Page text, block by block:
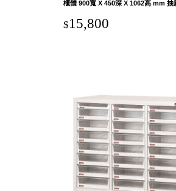
Dayneeds
台灣 立物創意
台灣 ZENLET
台灣 LIGHT
WAY
台灣 Moosy
Life
台灣 LuvHome
德國 TROIKA
$15,800